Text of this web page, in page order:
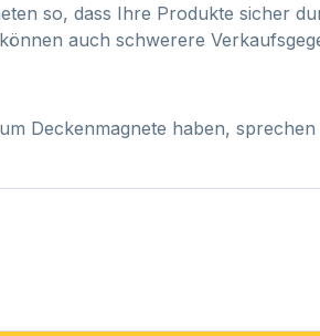
so, dass Ihre Produkte sicher
auch schwerere
Deckenmagnete haben,